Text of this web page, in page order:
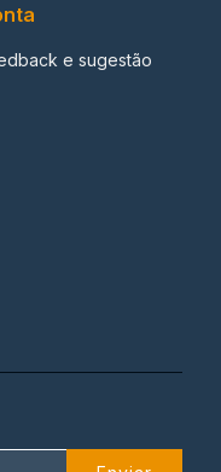
e sugestão